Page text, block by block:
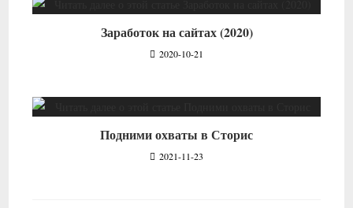
Заработок на сайтах (2020)
2020-10-21
Подними охваты в Сторис
2021-11-23